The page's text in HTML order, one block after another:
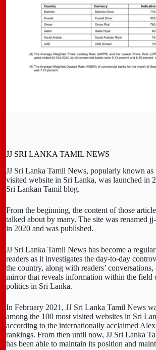
JJ SRI LANKA TAMIL NEWS
JJ Sri Lanka Tamil News, popularly known as
visited website in Sri Lanka, was launched in
Sri Lankan Tamil blog.
From the beginning, the content of those
talked about by many. The site was renamed
in 2020 and was published.
JJ Sri Lanka Tamil News has become a
readers as it investigates the day-to-day
the country, along with readers’ conversations,
mirror that reveals information within the field
politics in Sri Lanka.
In February 2021, JJ Sri Lanka Tamil News
among the 100 most visited websites in Sri
according to the internationally acclaimed
rankings. From then until now, JJ Sri Lanka
has been able to maintain its position and